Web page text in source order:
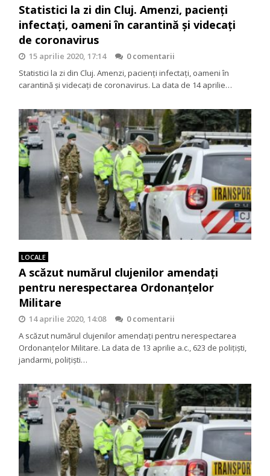
Statistici la zi din Cluj. Amenzi, pacienți
infectați, oameni în carantină și videcați
de coronavirus
15 aprilie 2020, 17:14
0 comentarii
Statistici la zi din Cluj. Amenzi, pacienți infectați, oameni în
carantină și videcați de coronavirus. La data de 14 aprilie…
LOCALE
A scăzut numărul clujenilor amendați
pentru nerespectarea Ordonanțelor
Militare
14 aprilie 2020, 14:08
0 comentarii
A scăzut numărul clujenilor amendați pentru nerespectarea
Ordonanțelor Militare. La data de 13 aprilie a.c., 623 de poliţişti,
jandarmi, poliţişti…